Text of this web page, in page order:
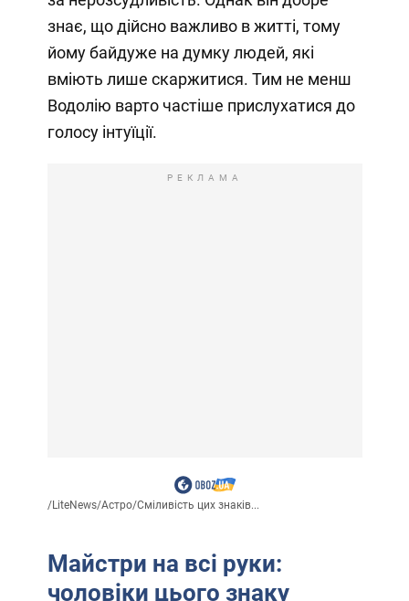
знає, що дійсно важливо в житті, тому
йому байдуже на думку людей, які
вміють лише скаржитися. Тим не менш
Водолію варто частіше прислухатися до
голосу інтуїції.
РЕКЛАМА
/LiteNews/Астро/Сміливість цих знаків...
Майстри на всі руки:
чоловіки цього знаку